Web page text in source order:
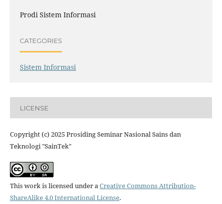
Prodi Sistem Informasi
CATEGORIES
Sistem Informasi
LICENSE
Copyright (c) 2025 Prosiding Seminar Nasional Sains dan
Teknologi "SainTek"
This work is licensed under aCreative Commons Attribution-
ShareAlike 4.0 International License.